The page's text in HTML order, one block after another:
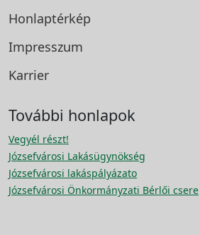
Honlaptérkép
Impresszum
Karrier
További honlapok
Vegyél részt!
Józsefvárosi Lakásügynökség
Józsefvárosi lakáspályázato
Józsefvárosi Önkormányzati Bérlői csere